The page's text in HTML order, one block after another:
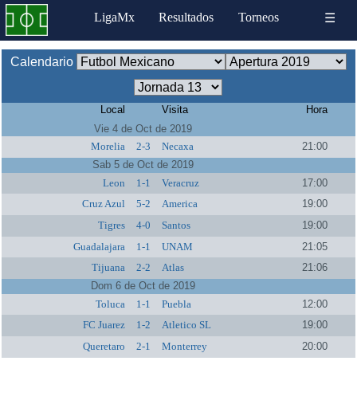
LigaMx Resultados Torneos ☰
Calendario
Local Visita
Hora
Vie 4 de Oct de 2019
Morelia
2-3 Necaxa
21:00
Sab 5 de Oct de 2019
Leon
1-1 Veracruz
17:00
Cruz Azul
5-2 America
19:00
Tigres
4-0 Santos
19:00
Guadalajara
1-1 UNAM
21:05
Tijuana
2-2 Atlas
21:06
Dom 6 de Oct de 2019
Toluca
1-1 Puebla
12:00
FC Juarez
1-2 Atletico SL
19:00
Queretaro
2-1 Monterrey 20:00